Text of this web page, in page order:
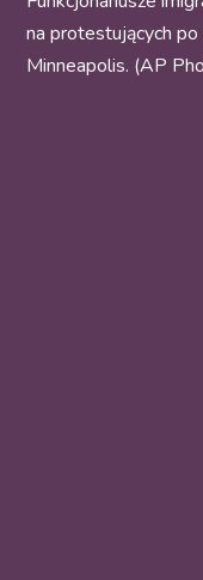
na protestujących
Minneapolis. (AP